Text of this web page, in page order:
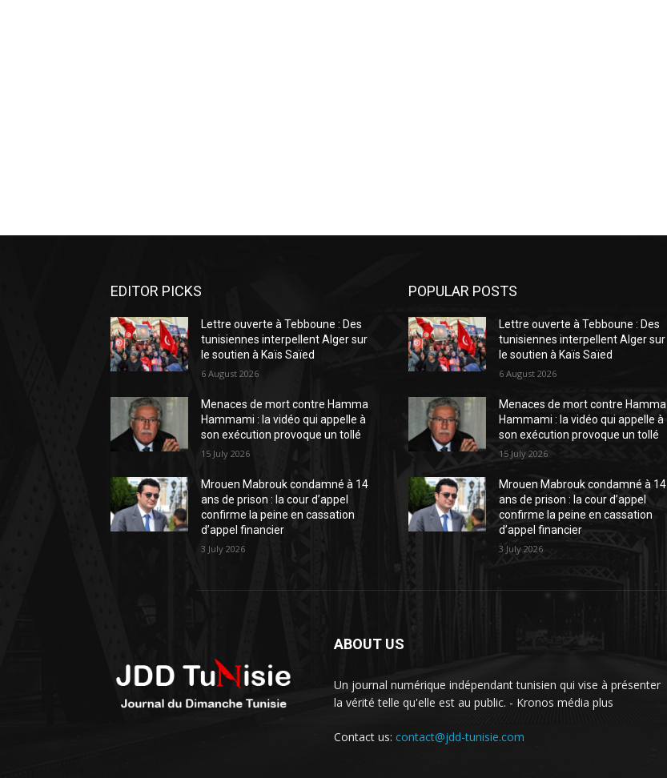
EDITOR PICKS
Lettre ouverte à Tebboune : Des
tunisiennes interpellent Alger sur
le soutien à Kaïs Saïed
6 August 2026
Menaces de mort contre Hamma
Hammami : la vidéo qui appelle à
son exécution provoque un tollé
15 July 2026
Mrouen Mabrouk condamné à 14
ans de prison : la cour d’appel
confirme la peine en cassation
d’appel financier
3 July 2026
POPULAR POSTS
Lettre ouverte à Tebboune : Des
tunisiennes interpellent Alger sur
le soutien à Kaïs Saïed
6 August 2026
Menaces de mort contre Hamma
Hammami : la vidéo qui appelle à
son exécution provoque un tollé
15 July 2026
Mrouen Mabrouk condamné à 14
ans de prison : la cour d’appel
confirme la peine en cassation
d’appel financier
3 July 2026
ABOUT US
Un journal numérique indépendant tunisien qui vise à présenter
la vérité telle qu'elle est au public. - Kronos média plus
Contact us: contact@jdd-tunisie.com